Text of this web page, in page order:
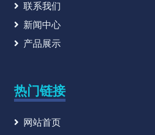
联系我们
新闻中心
产品展示
热门链接
网站首页